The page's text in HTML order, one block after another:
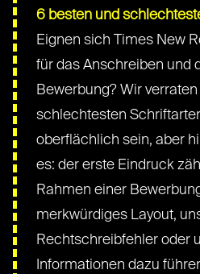
6 besten und
Eignen sich Times New
für das Anschreiben und
Bewerbung? Wir
schlechtesten
oberflächlich sein, aber
es: der erste Eindruck
Rahmen einer
merkwürdiges Layout,
Rechtschreibfehler oder
Informationen dazu